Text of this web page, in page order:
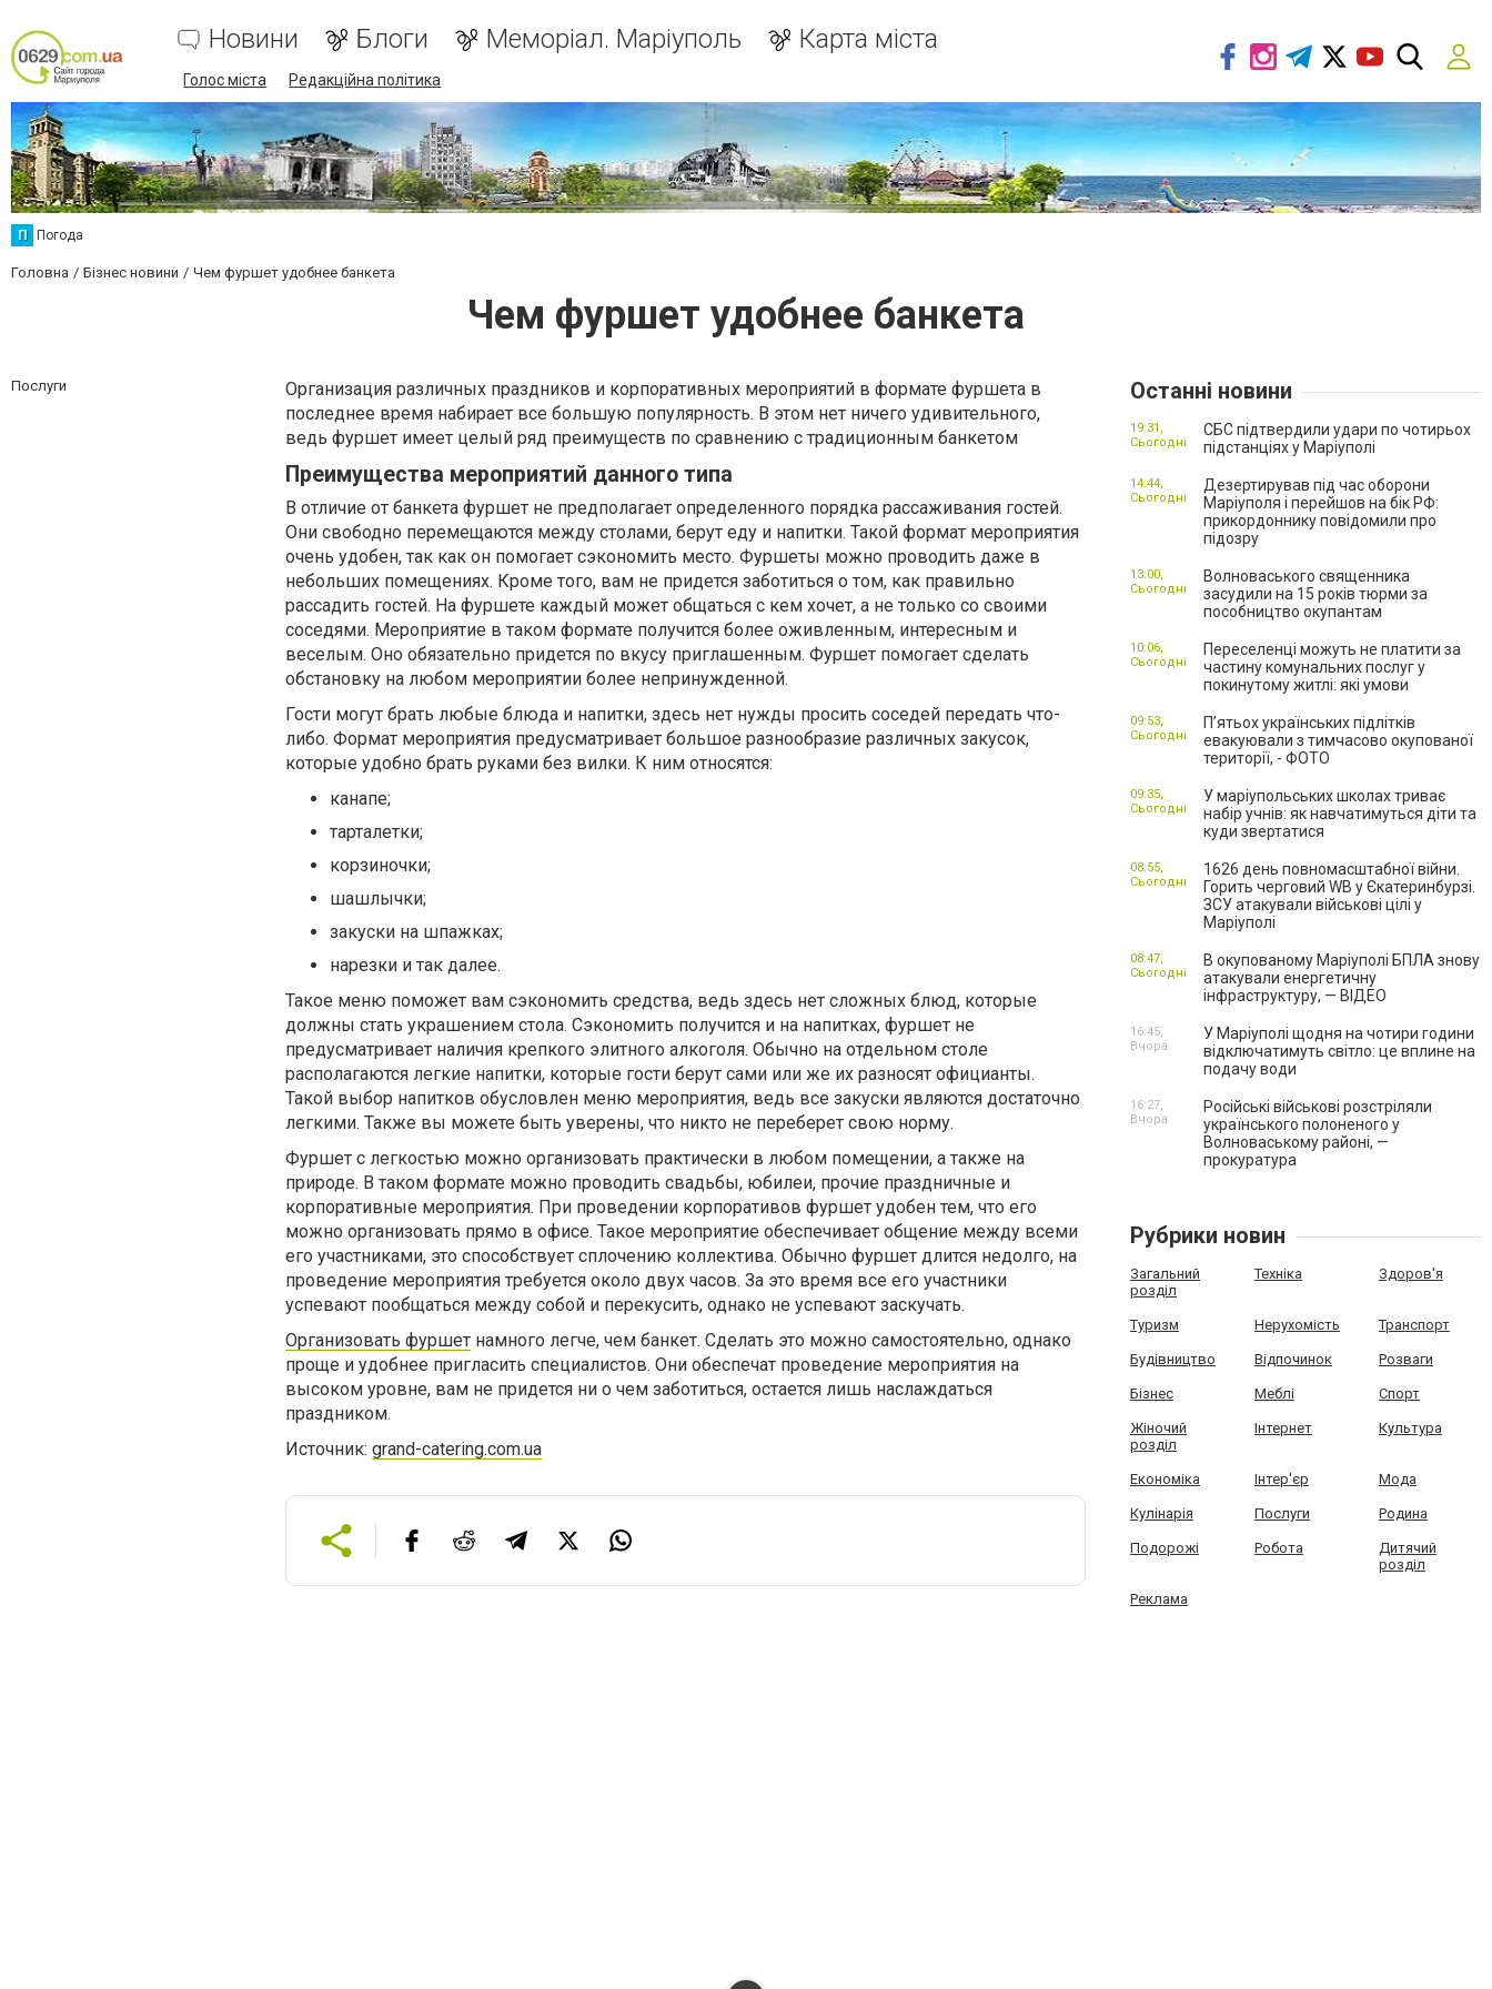
Новини Блоги Меморіал. Маріуполь Карта міста
Голос міста Редакційна політика
П Погода
Головна Бізнес новини Чем фуршет удобнее банкета
Чем фуршет удобнее банкета
Послуги
Организация различных праздников и корпоративных мероприятий в формате фуршета в
последнее время набирает все большую популярность. В этом нет ничего удивительного,
ведь фуршет имеет целый ряд преимуществ по сравнению с традиционным банкетом
Преимущества мероприятий данного типа
В отличие от банкета фуршет не предполагает определенного порядка рассаживания гостей.
Они свободно перемещаются между столами, берут еду и напитки. Такой формат мероприятия
очень удобен, так как он помогает сэкономить место. Фуршеты можно проводить даже в
небольших помещениях. Кроме того, вам не придется заботиться о том, как правильно
рассадить гостей. На фуршете каждый может общаться с кем хочет, а не только со своими
соседями. Мероприятие в таком формате получится более оживленным, интересным и
веселым. Оно обязательно придется по вкусу приглашенным. Фуршет помогает сделать
обстановку на любом мероприятии более непринужденной.
Гости могут брать любые блюда и напитки, здесь нет нужды просить соседей передать что-
либо. Формат мероприятия предусматривает большое разнообразие различных закусок,
которые удобно брать руками без вилки. К ним относятся:
канапе;
тарталетки;
корзиночки;
шашлычки;
закуски на шпажках;
нарезки и так далее.
Такое меню поможет вам сэкономить средства, ведь здесь нет сложных блюд, которые
должны стать украшением стола. Сэкономить получится и на напитках, фуршет не
предусматривает наличия крепкого элитного алкоголя. Обычно на отдельном столе
располагаются легкие напитки, которые гости берут сами или же их разносят официанты.
Такой выбор напитков обусловлен меню мероприятия, ведь все закуски являются достаточно
легкими. Также вы можете быть уверены, что никто не переберет свою норму.
Фуршет с легкостью можно организовать практически в любом помещении, а также на
природе. В таком формате можно проводить свадьбы, юбилеи, прочие праздничные и
корпоративные мероприятия. При проведении корпоративов фуршет удобен тем, что его
можно организовать прямо в офисе. Такое мероприятие обеспечивает общение между всеми
его участниками, это способствует сплочению коллектива. Обычно фуршет длится недолго, на
проведение мероприятия требуется около двух часов. За это время все его участники
успевают пообщаться между собой и перекусить, однако не успевают заскучать.
Организовать фуршет намного легче, чем банкет. Сделать это можно самостоятельно, однако
проще и удобнее пригласить специалистов. Они обеспечат проведение мероприятия на
высоком уровне, вам не придется ни о чем заботиться, остается лишь наслаждаться
праздником.
Источник: grand-catering.com.ua
Останні новини
СБС підтвердили удари по чотирьох
підстанціях у Маріуполі
19:31,
Сьогодні
Дезертирував під час оборони
Маріуполя і перейшов на бік РФ:
прикордоннику повідомили про
підозру
14:44,
Сьогодні
Волноваського священника
засудили на 15 років тюрми за
пособництво окупантам
13:00,
Сьогодні
Переселенці можуть не платити за
частину комунальних послуг у
покинутому житлі: які умови
10:06,
Сьогодні
П’ятьох українських підлітків
евакуювали з тимчасово окупованої
території, - ФОТО
09:53,
Сьогодні
У маріупольських школах триває
набір учнів: як навчатимуться діти та
куди звертатися
09:35,
Сьогодні
1626 день повномасштабної війни.
Горить черговий WB у Єкатеринбурзі.
ЗСУ атакували військові цілі у
Маріуполі
08:55,
Сьогодні
В окупованому Маріуполі БПЛА знову
атакували енергетичну
інфраструктуру, — ВІДЕО
08:47,
Сьогодні
У Маріуполі щодня на чотири години
відключатимуть світло: це вплине на
подачу води
16:45,
Вчора
Російські військові розстріляли
українського полоненого у
Волноваському районі, —
прокуратура
16:27,
Вчора
Рубрики новин
Загальний
розділ
Техніка Здоров'я
Туризм Нерухомість Транспорт
Будівництво Відпочинок Розваги
Бізнес Меблі Спорт
Жіночий
розділ
Інтернет Культура
Економіка Інтер'єр Мода
Кулінарія Послуги Родина
Подорожі Робота
Дитячий
розділ
Реклама